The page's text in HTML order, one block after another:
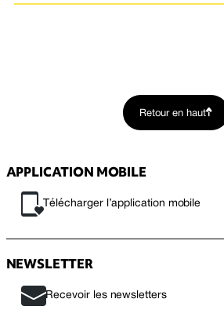
Retour en haut
APPLICATION MOBILE
Télécharger l’application mobile
NEWSLETTER
Recevoir les newsletters